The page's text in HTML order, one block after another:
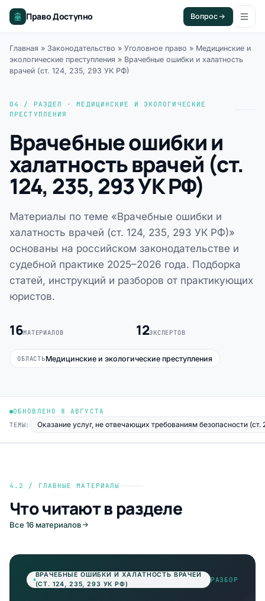
Право Доступно Вопрос
Главная » Законодательство » Уголовное право » Медицинские и
экологические преступления » Врачебные ошибки и халатность
врачей (ст. 124, 235, 293 УК РФ)
04 / РАЗДЕЛ · МЕДИЦИНСКИЕ И ЭКОЛОГИЧЕСКИЕ
ПРЕСТУПЛЕНИЯ
Врачебные ошибки и
халатность врачей (ст.
124, 235, 293 УК РФ)
Материалы по теме «Врачебные ошибки и
халатность врачей (ст. 124, 235, 293 УК РФ)»
основаны на российском законодательстве и
судебной практике 2025–2026 года. Подборка
статей, инструкций и разборов от практикующих
юристов.
16МАТЕРИАЛОВ 12ЭКСПЕРТОВ
ОБЛАСТЬМедицинские и экологические преступления
ОБНОВЛЕНО 8 АВГУСТА
ТЕМЫ:
Оказание услуг, не отвечающих требованиям безопасности
4.2 / ГЛАВНЫЕ МАТЕРИАЛЫ
Что читают в разделе
Все 16 материалов
ВРАЧЕБНЫЕ ОШИБКИ И ХАЛАТНОСТЬ ВРАЧЕЙ
(СТ. 124, 235, 293 УК РФ)
РАЗБОР